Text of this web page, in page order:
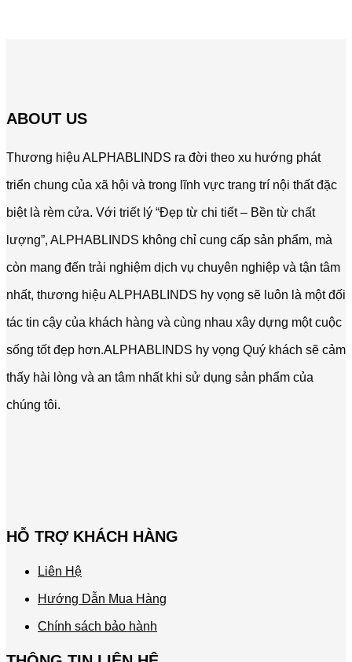
ABOUT US
Thương hiệu ALPHABLINDS ra đời theo xu hướng phát
triển chung của xã hội và trong lĩnh vực trang trí nội thất đặc
biệt là rèm cửa. Với triết lý “Đẹp từ chi tiết – Bền từ chất
lượng”, ALPHABLINDS không chỉ cung cấp sản phẩm, mà
còn mang đến trải nghiệm dịch vụ chuyên nghiệp và tận tâm
nhất, thương hiệu ALPHABLINDS hy vọng sẽ luôn là một đối
tác tin cậy của khách hàng và cùng nhau xây dựng một cuộc
sống tốt đẹp hơn.ALPHABLINDS hy vọng Quý khách sẽ cảm
thấy hài lòng và an tâm nhất khi sử dụng sản phẩm của
chúng tôi.
HỖ TRỢ KHÁCH HÀNG
Liên Hệ
Hướng Dẫn Mua Hàng
Chính sách bảo hành